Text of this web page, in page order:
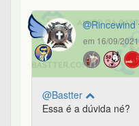
Rincewind
em 16/09/
@Bastter
Essa é a dúvida né?